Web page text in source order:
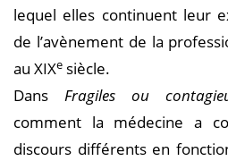
lequel elles continuent leur
de l’avènement de la
au XIXe siècle.
Dans Fragiles ou
comment la médecine a
discours différents en